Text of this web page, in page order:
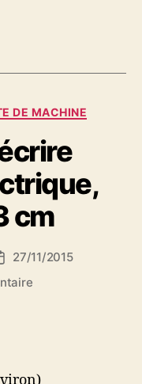
DE MACHINE
cm
de
27/11/2015
sur